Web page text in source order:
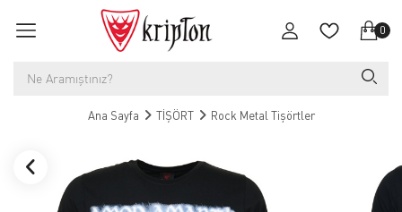
0
Ana Sayfa TİŞÖRT Rock Metal Tişörtler